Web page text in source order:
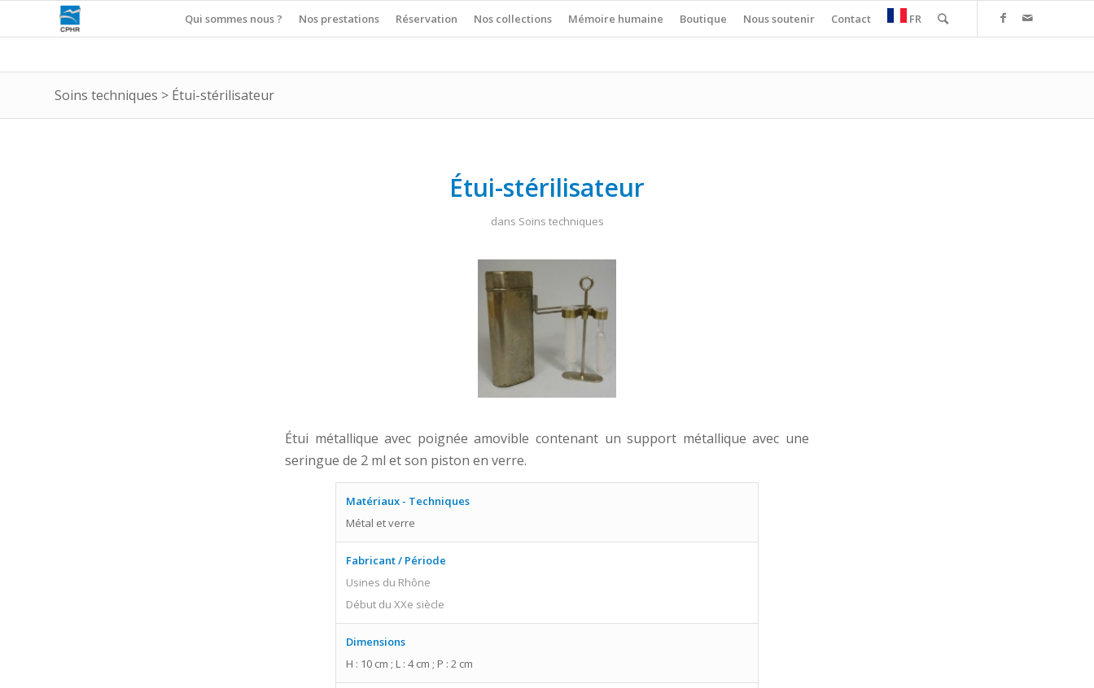
Qui sommes nous ? Nos prestations Réservation Nos collections Mémoire humaine Boutique Nous soutenir Contact FR
Soins techniques > Étui-stérilisateur
Étui-stérilisateur
dans Soins techniques
Étui métallique avec poignée amovible contenant un support métallique avec une
seringue de 2 ml et son piston en verre.
Matériaux - Techniques
Métal et verre
Fabricant / Période
Usines du Rhône
Début du XXe siècle
Dimensions
H : 10 cm ; L : 4 cm ; P : 2 cm